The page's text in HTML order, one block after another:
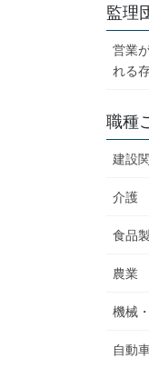
監理
営業
れる
職種
建設
介護
食品
農業
機械
自動